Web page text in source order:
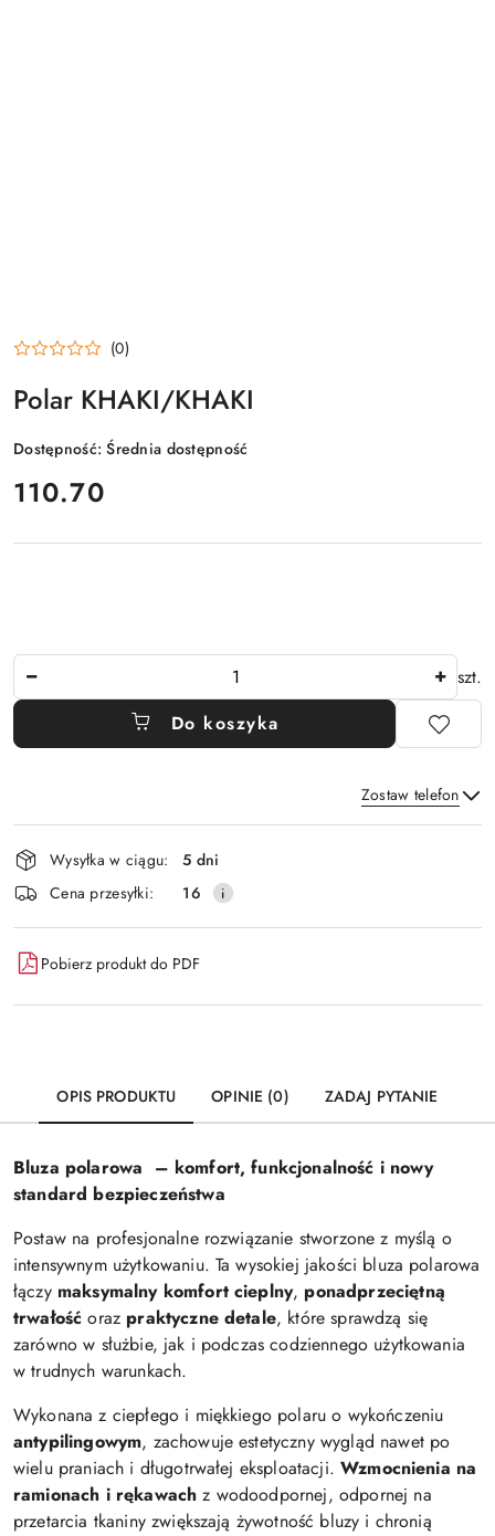
(0)
Polar KHAKI/KHAKI
Dostępność:Średnia dostępność
cena:
110.70
szt.
Do koszyka
Zostaw telefon
Wyślij
Dostępność
i
dostawa
Wysyłka w ciągu:
5 dni
Cena przesyłki:
16
Pobierz produkt do PDF
OPIS PRODUKTU OPINIE (0) ZADAJ PYTANIE
Bluza polarowa – komfort, funkcjonalność i nowy
standard bezpieczeństwa
Postaw na profesjonalne rozwiązanie stworzone z myślą o
intensywnym użytkowaniu. Ta wysokiej jakości bluza polarowa
łączy maksymalny komfort cieplny, ponadprzeciętną
trwałość oraz praktyczne detale, które sprawdzą się
zarówno w służbie, jak i podczas codziennego użytkowania
w trudnych warunkach.
Wykonana z ciepłego i miękkiego polaru o wykończeniu
antypilingowym, zachowuje estetyczny wygląd nawet po
wielu praniach i długotrwałej eksploatacji.Wzmocnienia na
ramionach i rękawach z wodoodpornej, odpornej na
przetarcia tkaniny zwiększają żywotność bluzy i chronią